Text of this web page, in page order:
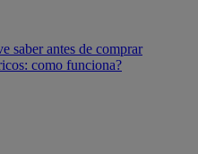
saber antes de comprar
como funciona?